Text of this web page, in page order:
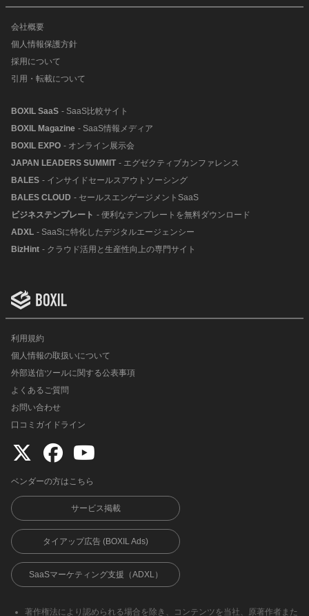
会社概要
個人情報保護方針
採用について
引用・転載について
BOXIL SaaS - SaaS比較サイト
BOXIL Magazine - SaaS情報メディア
BOXIL EXPO - オンライン展示会
JAPAN LEADERS SUMMIT - エグゼクティブカンファレンス
BALES - インサイドセールスアウトソーシング
BALES CLOUD - セールスエンゲージメントSaaS
ビジネステンプレート - 便利なテンプレートを無料ダウンロード
ADXL - SaaSに特化したデジタルエージェンシー
BizHint - クラウド活用と生産性向上の専門サイト
利用規約
個人情報の取扱いについて
外部送信ツールに関する公表事項
よくあるご質問
お問い合わせ
口コミガイドライン
ベンダーの方はこちら
サービス掲載
タイアップ広告 (BOXIL Ads)
SaaSマーケティング支援（ADXL）
著作権法により認められる場合を除き、コンテンツを当社、原著作者また